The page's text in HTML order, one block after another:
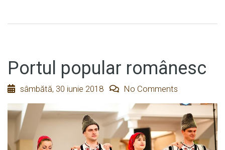
Portul popular românesc
sâmbătă, 30 iunie 2018 No Comments